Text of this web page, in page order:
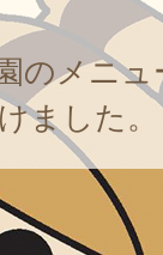
のメニュ
ました。